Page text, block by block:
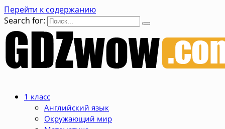
Перейти к содержанию
Search for:
1 класс
Английский язык
Окружающий мир